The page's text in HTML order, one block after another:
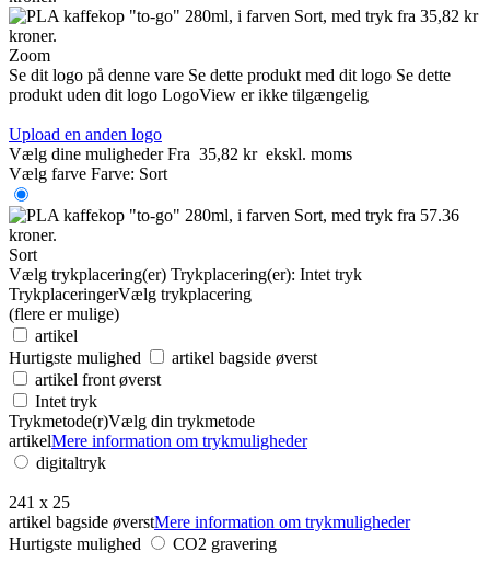
Zoom
Se dit logo på denne vare Se dette produkt med dit logo Se dette
produkt uden dit logo LogoView er ikke tilgængelig
Upload en anden logo
Vælg dine muligheder Fra 35,82 kr ekskl. moms
Vælg farve Farve: Sort
Sort
Vælg trykplacering(er) Trykplacering(er): Intet tryk
TrykplaceringerVælg trykplacering
(flere er mulige)
artikel
Hurtigste mulighed
artikel bagside øverst
artikel front øverst
Intet tryk
Trykmetode(r)Vælg din trykmetode
artikelMere information om trykmuligheder
digitaltryk
241 x 25
artikel bagside øverstMere information om trykmuligheder
Hurtigste mulighed
CO2 gravering